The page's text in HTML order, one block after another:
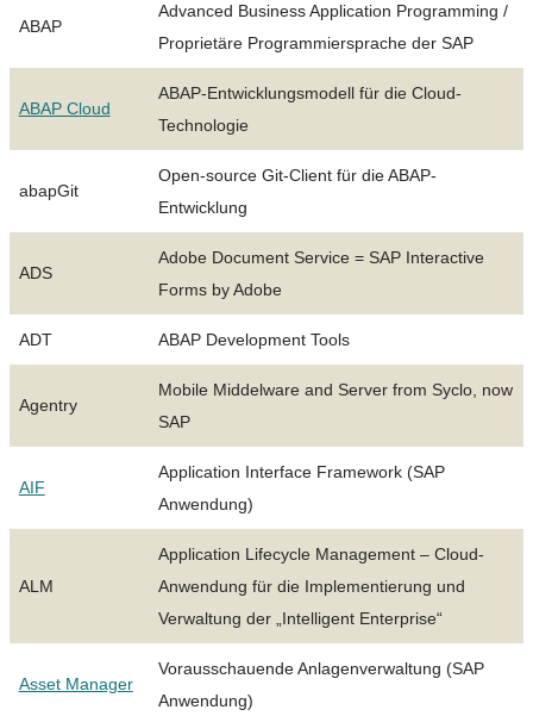
ABAP
Advanced Business Application Programming /
Proprietäre Programmiersprache der SAP
ABAP Cloud
ABAP-Entwicklungsmodell für die Cloud-
Technologie
abapGit
Open-source Git-Client für die ABAP-
Entwicklung
ADS
Adobe Document Service = SAP Interactive
Forms by Adobe
ADT ABAP Development Tools
Agentry
Mobile Middelware and Server from Syclo, now
SAP
AIF
Application Interface Framework (SAP
Anwendung)
ALM
Application Lifecycle Management – Cloud-
Anwendung für die Implementierung und
Verwaltung der „Intelligent Enterprise“
Asset Manager
Vorausschauende Anlagenverwaltung (SAP
Anwendung)